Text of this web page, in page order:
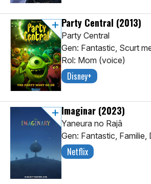
Party Central (2013)
Party Central
Gen: Fantastic, Scurt
Rol: Mom (voice)
Disney+
Imaginar (2023)
Yaneura no Rajâ
Gen: Fantastic, Familie,
Netflix